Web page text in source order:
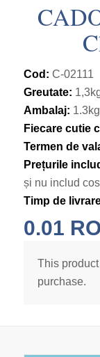
Cod: C-02111
Greutate:
Ambalaj:
Fiecare cutie
Termen de
Prețurile
și nu includ
Timp de
0.01
This
purchase.